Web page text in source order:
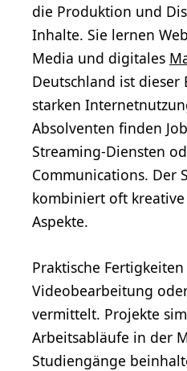
die Produktion und
Inhalte. Sie lernen
Media und digitales
Deutschland ist
starken
Absolventen finden
Streaming-Diensten
Communications. Der
kombiniert oft
Aspekte.
Praktische
Videobearbeitung
vermittelt. Projekte
Arbeitsabläufe in der
Studiengänge